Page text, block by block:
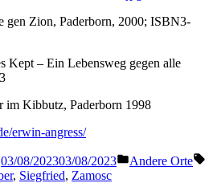
gen Zion, Paderborn, 2000; ISBN3-
Kept – Ein Lebensweg gegen alle
im Kibbutz, Paderborn 1998
erwin-angress/
03/08/202303/08/2023
Veröffentlicht
Andere Orte
, Siegfried, Zamosc